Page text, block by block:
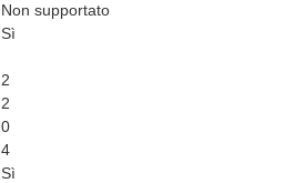
Non supportato
Sì
2
2
0
4
Sì